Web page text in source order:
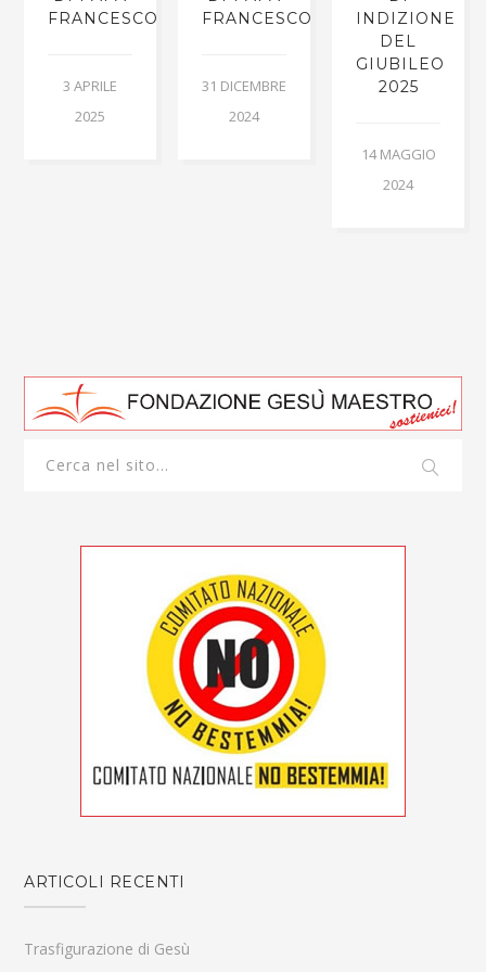
FRANCESCO
3 APRILE
2025
FRANCESCO
31 DICEMBRE
2024
INDIZIONE
DEL
GIUBILEO
2025
14 MAGGIO
2024
ARTICOLI RECENTI
Trasfigurazione di Gesù